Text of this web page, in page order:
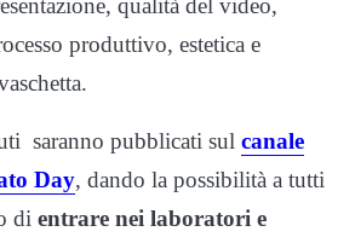
qualità del video,
produttivo, estetica e
saranno pubblicati sul canale
Day, dando la possibilità a tutti
di entrare nei laboratori e